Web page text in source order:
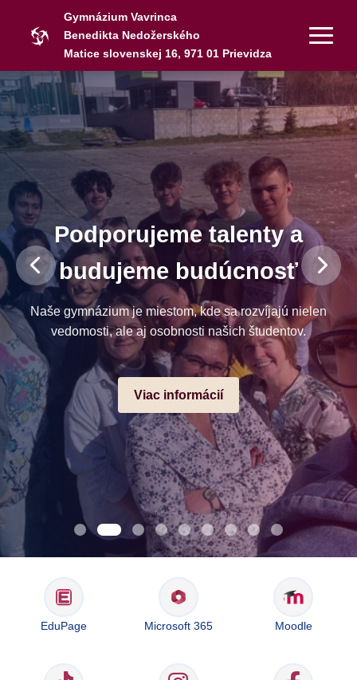
Gymnázium Vavrinca
Benedikta Nedožerského
Matice slovenskej 16, 971 01 Prievidza
Podporujeme talenty a
budujeme budúcnosť
Naše gymnázium je miestom, kde sa rozvíjajú nielen
vedomosti, ale aj osobnosti našich študentov.
Viac informácií
EduPage Microsoft 365 Moodle